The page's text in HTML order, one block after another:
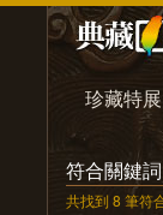
珍藏特展
符合關鍵
共找到 8 筆符